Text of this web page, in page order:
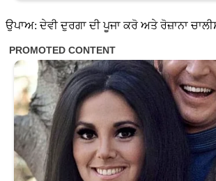
ਉਪਾਅ: ਦੇਵੀ ਦੁਰਗਾ ਦੀ ਪੂਜਾ ਕਰੋ ਅਤੇ ਰੋਜ਼ਾਨਾ